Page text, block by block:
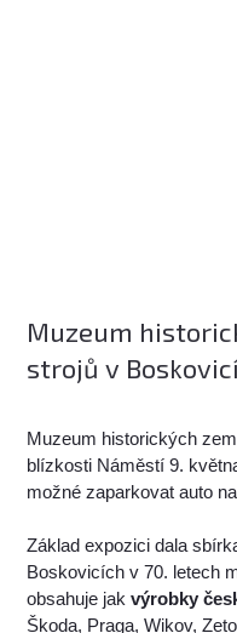
Muzeum
strojů v
Muzeum historických
blízkosti Náměstí 9.
možné zaparkovat auto
Základ expozici dala
Boskovicích v 70. letech
obsahuje jakvýrobky
Škoda, Praga, Wikov,